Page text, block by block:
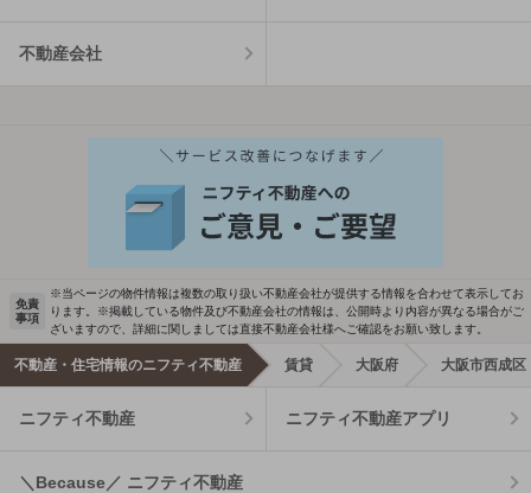
不動産会社
免責
事項
※当ページの物件情報は複数の取り扱い不動産会社が提供する情報を合わせて表示してお
ります。※掲載している物件及び不動産会社の情報は、公開時より内容が異なる場合がご
ざいますので、詳細に関しましては直接不動産会社様へご確認をお願い致します。
不動産・住宅情報のニフティ不動産 賃貸 大阪府 大阪市西成区
ニフティ不動産 ニフティ不動産アプリ
＼Because／ ニフティ不動産